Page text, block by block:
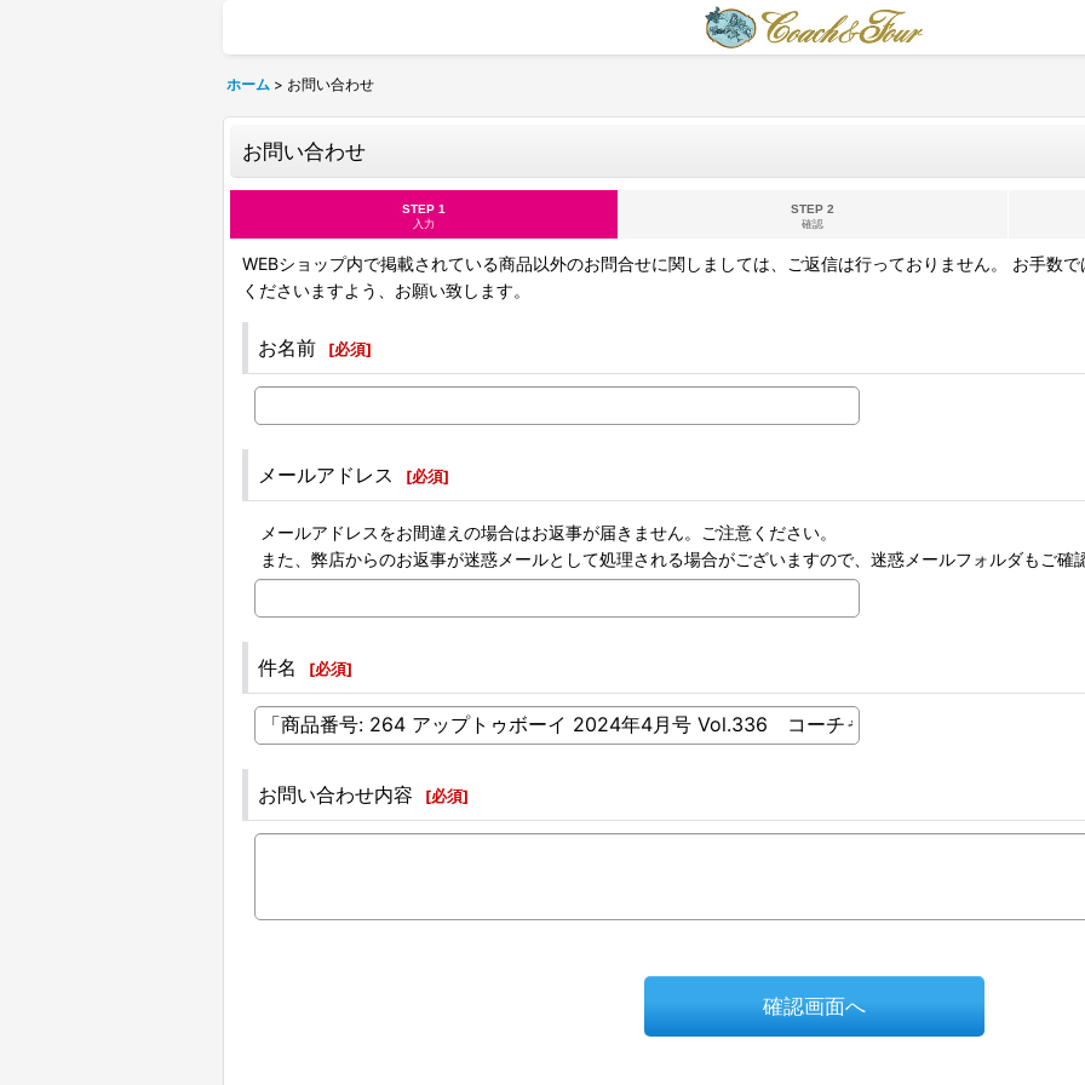
ホーム > お問い合わせ
お問い合わせ
STEP 1
入力
STEP 2
確認
WEBショップ内で掲載されている商品以外のお問合せに関しましては、ご返信は行っておりません。 お手数
くださいますよう、お願い致します。
お名前 [必須]
メールアドレス [必須]
メールアドレスをお間違えの場合はお返事が届きません。ご注意ください。
また、弊店からのお返事が迷惑メールとして処理される場合がございますので、迷惑メールフォルダもご確
件名 [必須]
お問い合わせ内容 [必須]
確認画面へ